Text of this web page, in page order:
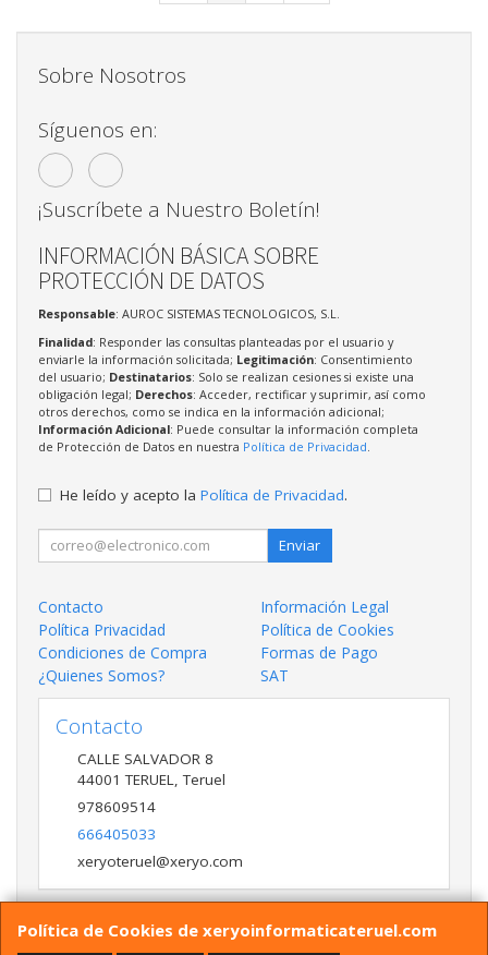
Política de Cookies de xeryoinformaticateruel.com
Sobre Nosotros
Síguenos en:
¡Suscríbete a Nuestro Boletín!
INFORMACIÓN BÁSICA SOBRE
PROTECCIÓN DE DATOS
Responsable: AUROC SISTEMAS TECNOLOGICOS, S.L.
Finalidad: Responder las consultas planteadas por el usuario y
enviarle la información solicitada; Legitimación: Consentimiento
del usuario; Destinatarios: Solo se realizan cesiones si existe una
obligación legal; Derechos: Acceder, rectificar y suprimir, así como
otros derechos, como se indica en la información adicional;
Información Adicional: Puede consultar la información completa
de Protección de Datos en nuestra Política de Privacidad.
He leído y acepto la Política de Privacidad.
Enviar
Contacto
Información Legal
Política Privacidad
Política de Cookies
Condiciones de Compra
Formas de Pago
¿Quienes Somos?
SAT
Contacto
CALLE SALVADOR 8
44001 TERUEL,Teruel
978609514
666405033
xeryoteruel@xeryo.com
Horario